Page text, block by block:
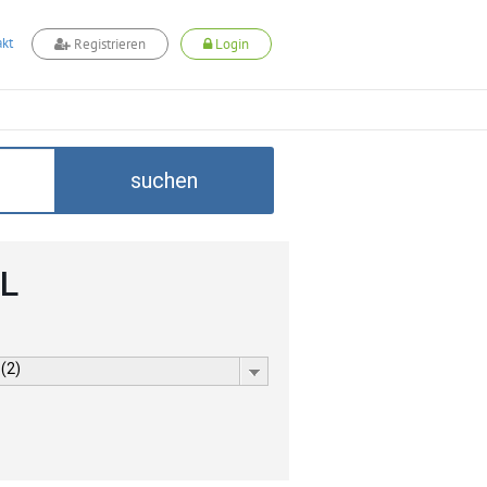
Registrieren Login
suchen